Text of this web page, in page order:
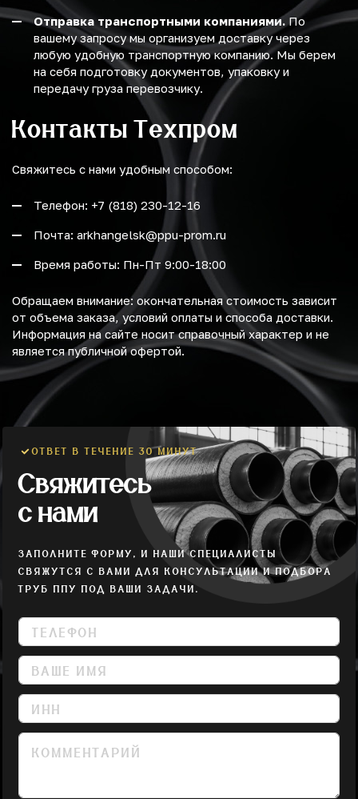
Отправка транспортными компаниями. По
вашему запросу мы организуем доставку через
любую удобную транспортную компанию. Мы берем
на себя подготовку документов, упаковку и
передачу груза перевозчику.
Контакты Техпром
Свяжитесь с нами удобным способом:
Телефон: +7 (818) 230-12-16
Почта: arkhangelsk@ppu-prom.ru
Время работы: Пн-Пт 9:00-18:00
Обращаем внимание: окончательная стоимость зависит
от объема заказа, условий оплаты и способа доставки.
Информация на сайте носит справочный характер и не
является публичной офертой.
ОТВЕТ В ТЕЧЕНИЕ 30 МИНУТ
Свяжитесь
с нами
ЗАПОЛНИТЕ ФОРМУ, И НАШИ СПЕЦИАЛИСТЫ
СВЯЖУТСЯ С ВАМИ ДЛЯ КОНСУЛЬТАЦИИ И ПОДБОРА
ТРУБ ППУ ПОД ВАШИ ЗАДАЧИ.